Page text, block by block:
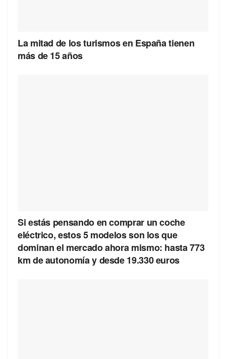
La mitad de los turismos en España tienen
más de 15 años
Si estás pensando en comprar un coche
eléctrico, estos 5 modelos son los que
dominan el mercado ahora mismo: hasta 773
km de autonomía y desde 19.330 euros